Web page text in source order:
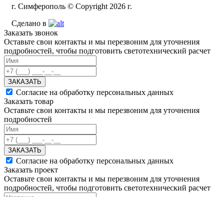
г. Симферополь © Copyright 2026 г.
Сделано в
Заказать звонок
Оставьте свои контакты и мы перезвоним для уточнения
подробностей, чтобы подготовить светотехнический расчет
ЗАКАЗАТЬ
Согласие на обработку персональных данных
Заказать товар
Оставьте свои контакты и мы перезвоним для уточнения
подробностей
ЗАКАЗАТЬ
Согласие на обработку персональных данных
Заказать проект
Оставьте свои контакты и мы перезвоним для уточнения
подробностей, чтобы подготовить светотехнический расчет